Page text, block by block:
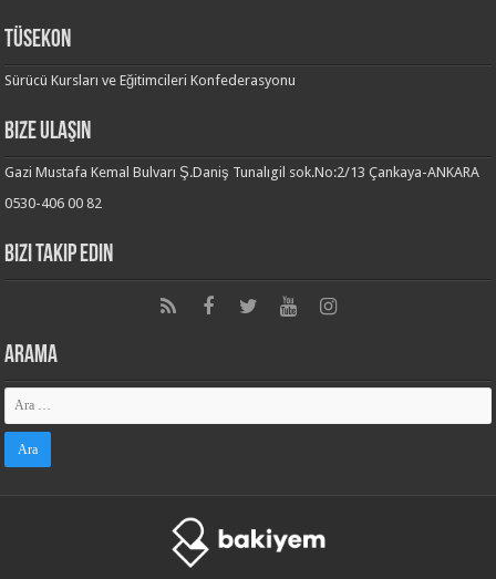
TÜSEKON
Sürücü Kursları ve Eğitimcileri Konfederasyonu
Bize Ulaşın
Gazi Mustafa Kemal Bulvarı Ş.Daniş Tunalıgil sok.No:2/13 Çankaya-ANKARA
0530-406 00 82
Bizi Takip Edin
Arama